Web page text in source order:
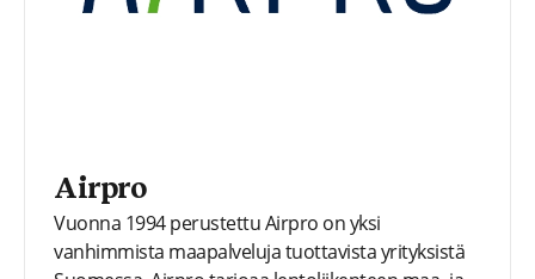
Airpro
Vuonna 1994 perustettu Airpro on yksi
vanhimmista maapalveluja tuottavista yrityksistä